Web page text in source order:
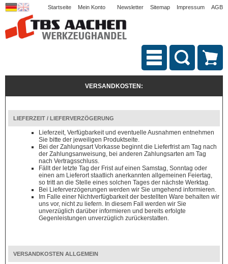
Startseite Mein Konto Newsletter Sitemap Impressum AGB
VERSANDKOSTEN:
LIEFERZEIT / LIEFERVERZÖGERUNG
Lieferzeit, Verfügbarkeit und eventuelle Ausnahmen entnehmen
Sie bitte der jeweiligen Produktseite.
Bei der Zahlungsart Vorkasse beginnt die Lieferfrist am Tag nach
der Zahlungsanweisung, bei anderen Zahlungsarten am Tag
nach Vertragsschluss.
Fällt der letzte Tag der Frist auf einen Samstag, Sonntag oder
einen am Lieferort staatlich anerkannten allgemeinen Feiertag,
so tritt an die Stelle eines solchen Tages der nächste Werktag.
Bei Lieferverzögerungen werden wir Sie umgehend informieren.
Im Falle einer Nichtverfügbarkeit der bestellten Ware behalten wir
uns vor, nicht zu liefern. In diesem Fall werden wir Sie
unverzüglich darüber informieren und bereits erfolgte
Gegenleistungen unverzüglich zurückerstatten.
VERSANDKOSTEN ALLGEMEIN